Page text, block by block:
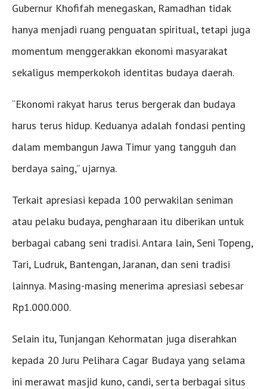
Gubernur Khofifah menegaskan, Ramadhan tidak
hanya menjadi ruang penguatan spiritual, tetapi juga
momentum menggerakkan ekonomi masyarakat
sekaligus memperkokoh identitas budaya daerah.
“Ekonomi rakyat harus terus bergerak dan budaya
harus terus hidup. Keduanya adalah fondasi penting
dalam membangun Jawa Timur yang tangguh dan
berdaya saing,” ujarnya.
Terkait apresiasi kepada 100 perwakilan seniman
atau pelaku budaya, pengharaan itu diberikan untuk
berbagai cabang seni tradisi. Antara lain, Seni Topeng,
Tari, Ludruk, Bantengan, Jaranan, dan seni tradisi
lainnya. Masing-masing menerima apresiasi sebesar
Rp1.000.000.
Selain itu, Tunjangan Kehormatan juga diserahkan
kepada 20 Juru Pelihara Cagar Budaya yang selama
ini merawat masjid kuno, candi, serta berbagai situs